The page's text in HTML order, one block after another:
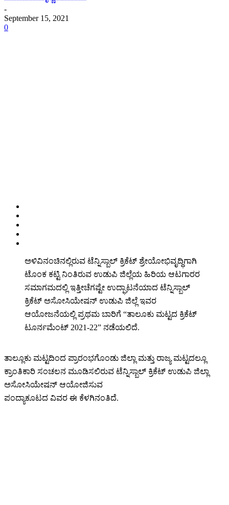
-
September 15, 2021
0
ಅಳಿವಿನಂಚಿನಲ್ಲಿರುವ ಟೆನ್ನಿಸ್ಬಾಲ್ ಕ್ರಿಕೆಟ್ ಶ್ರೇಯೋಭಿವೃದ್ಧಿಗಾಗಿ
ಟೊಂಕ ಕಟ್ಟಿ ನಿಂತಿರುವ ಉಡುಪಿ ಜಿಲ್ಲೆಯ ಹಿರಿಯ ಆಟಗಾರರ
ಸಮಾಗಮದಲ್ಲಿ ಇತ್ತೀಚೆಗಷ್ಟೇ ಉದ್ಘಾಟನೆಯಾದ ಟೆನ್ನಿಸ್ಬಾಲ್
ಕ್ರಿಕೆಟ್ ಅಸೋಸಿಯೇಷನ್ ಉಡುಪಿ ಜಿಲ್ಲೆ ಇವರ
ಆಯೋಜನೆಯಲ್ಲಿ ಪ್ರಥಮ ಬಾರಿಗೆ “ತಾಲೂಕು ಮಟ್ಟದ ಕ್ರಿಕೆಟ್
ಟೂರ್ನಮೆಂಟ್ 2021-22” ನಡೆಯಲಿದೆ.
ತಾಲ್ಲೂಕು ಮಟ್ಟದಿಂದ ಪ್ರಾರಂಭಗೊಂಡು ಜಿಲ್ಲಾ ಮತ್ತು ರಾಜ್ಯ ಮಟ್ಟದಲ್ಲೂ
ಕ್ರಾಂತಿಕಾರಿ ಸಂಚಲನ ಮೂಡಿಸಲಿರುವ ಟೆನ್ನಿಸ್ಬಾಲ್ ಕ್ರಿಕೆಟ್ ಉಡುಪಿ ಜಿಲ್ಲಾ
ಅಸೋಸಿಯೇಷನ್ ಆಯೋಜಿಸುವ
ಪಂದ್ಯಾಕೂಟದ ವಿವರ ಈ ಕೆಳಗಿನಂತಿದೆ.